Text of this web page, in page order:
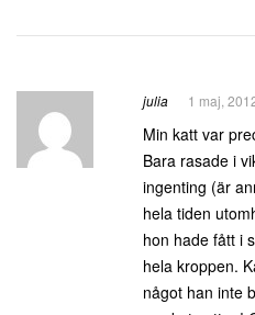
julia 1 maj,
Min katt var
Bara rasade i
ingenting (är
hela tiden
hon hade fått i
hela kroppen.
något han inte